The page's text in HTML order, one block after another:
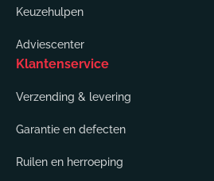
Keuzehulpen
Adviescenter
Klantenservice
Verzending & levering
Garantie en defecten
Ruilen en herroeping